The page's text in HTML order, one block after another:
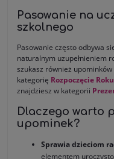
Pasowanie na
szkolnego
Pasowanie często odbywa
naturalnym uzupełnieniem
szukasz również
kategorię Rozpoczęcie
znajdziesz w kategorii
Dlaczego warto
upominek?
Sprawia dzieciom
elementem